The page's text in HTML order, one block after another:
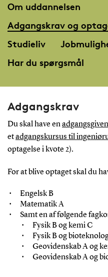
Om uddannelsen
Adgangskrav og
Studieliv
Har du spørgsmål
Adgangskrav
Du skal have en
etadgangskursus til
optagelse i kvote 2).
For at blive optaget skal du
Engelsk B
Matematik A
Samt en af følgende
Fysik B og kemi C
Fysik B og
Geovidenskab A og
Geovidenskab A og